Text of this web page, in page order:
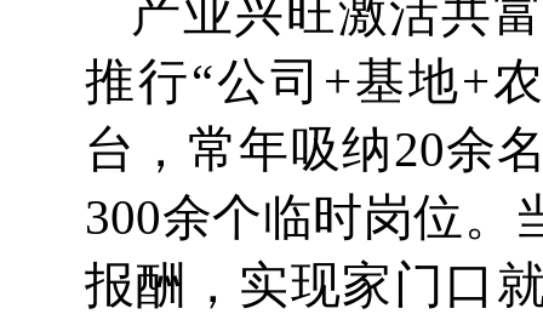
产业兴旺激活共
推行“公司+基地+
台，常年吸纳20余
300余个临时岗位。
报酬，实现家门口